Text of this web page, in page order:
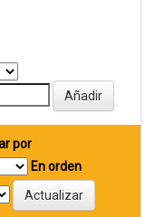
por
En orden